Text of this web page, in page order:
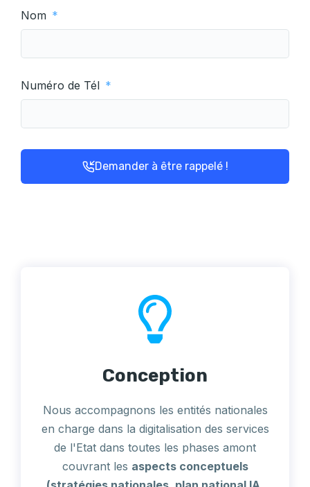
Nom
Numéro de Tél
Demander à être rappelé !
Conception
Nous accompagnons les entités nationales
en charge dans la digitalisation des services
de l'Etat dans toutes les phases amont
couvrant les aspects conceptuels